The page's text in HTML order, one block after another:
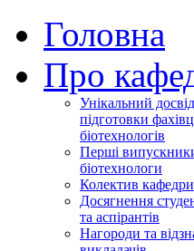
Головна
Про
Унікальний досвід
підготовки
біотехнологів
Перші
біотехнологи
Колектив кафедри
Досягнення
та аспірантів
Нагороди та